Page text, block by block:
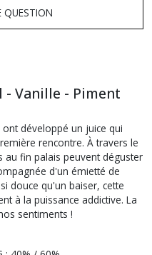
- Vanille - Piment
développé un juice qui
rencontre. À travers le
au fin palais peuvent déguster
d'un émietté de
douce qu'un baiser, cette
à la puissance addictive. La
sentiments !